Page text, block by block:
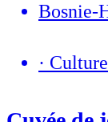
Bosnie-
·